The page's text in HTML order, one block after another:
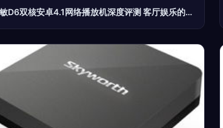
天敏D6双核安卓4.1网络播放机深度评测 客厅娱乐的实惠之选